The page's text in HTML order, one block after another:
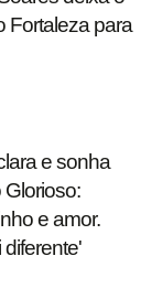
Fortaleza para
e sonha
Glorioso:
e amor.